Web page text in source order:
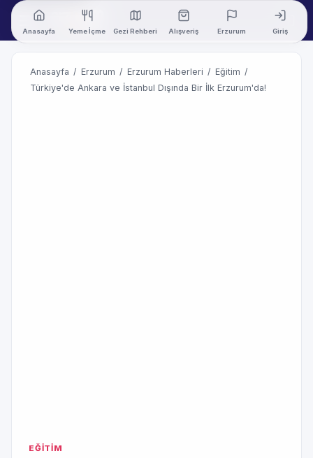
Anasayfa Yeme İçme Gezi Rehberi Alışveriş Erzurum Giriş
Anasayfa / Erzurum / Erzurum Haberleri / Eğitim /
Türkiye'de Ankara ve İstanbul Dışında Bir İlk Erzurum'da!
EĞİTİM